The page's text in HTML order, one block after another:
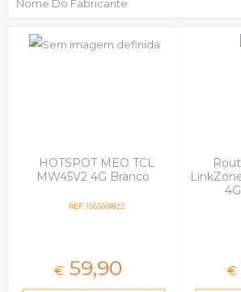
Nome Do Fabricante
HOTSPOT MEO TCL
MW45V2 4G Branco
REF: 1565661822
€ 59,90 €